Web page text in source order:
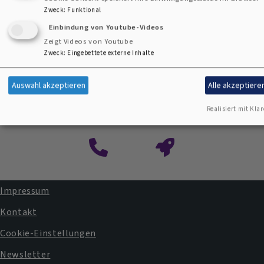
Kontaktformular
Fußbereichsmenü
Impressum
Kontakt
Cookie-Einstellungen
Newsletter
Zweck: Funktional
Einbindung von Youtube-Videos
Zeigt Videos von Youtube
Zweck: Eingebettete externe Inhalte
Auswahl akzeptieren Alle
Realisiert mit